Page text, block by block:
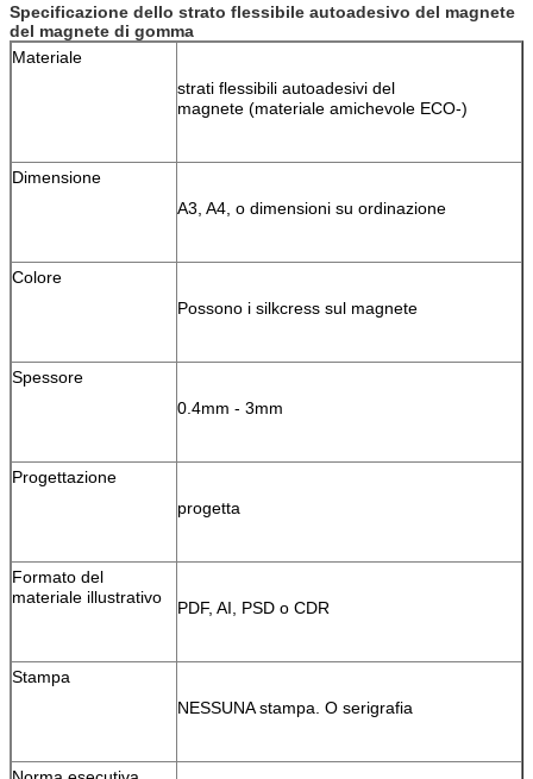
Specificazione dello strato flessibile autoadesivo del magnete
del magnete di gomma
Materiale
strati flessibili autoadesivi del
magnete (materiale amichevole ECO-)
Dimensione
A3, A4, o dimensioni su ordinazione
Colore
Possono i silkcress sul magnete
Spessore
0.4mm - 3mm
Progettazione
progetta
Formato del
materiale illustrativo
PDF, AI, PSD o CDR
Stampa
NESSUNA stampa. O serigrafia